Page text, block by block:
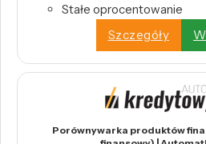
Stałe oprocentowanie
Szczegóły
Porównywarka produktów